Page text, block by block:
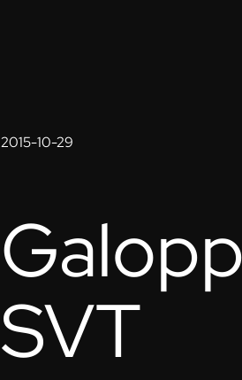
2015-10-29
SVT